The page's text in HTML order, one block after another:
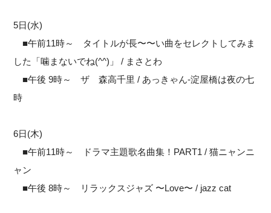
5日(水)
■午前11時～ タイトルが長〜〜い曲をセレクトしてみま
した「噛まないでね(^^)」 / まさとわ
■午後 9時～ ザ 森高千里 / あっきゃん-淀屋橋は夜の七
時
6日(木)
■午前11時～ ドラマ主題歌名曲集！PART1 / 猫ニャンニ
ャン
■午後 8時～ リラックスジャズ 〜Love〜 / jazz cat